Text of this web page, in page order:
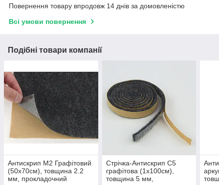
Повернення товару впродовж 14 днів за домовленістю
Всі умови повернення
Подібні товари компанії
Антискрип М2 Графітовий
(50х70см), товщина 2.2
мм, прокладочний
Стрічка-Антискрип С5
графітова (1х100см),
товщина 5 мм,